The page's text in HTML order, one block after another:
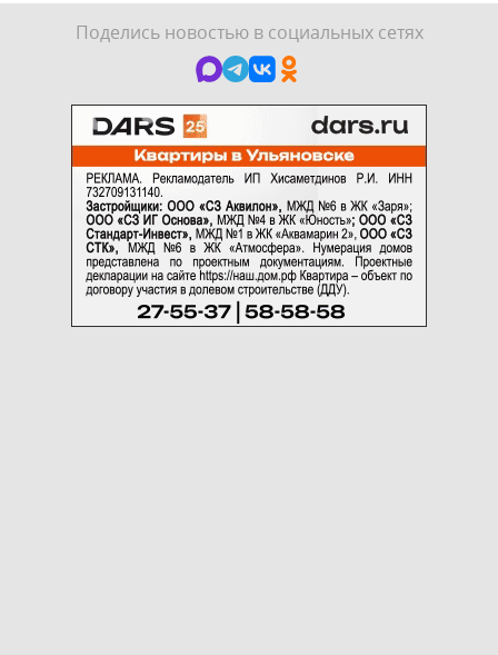
Поделись новостью в социальных сетях